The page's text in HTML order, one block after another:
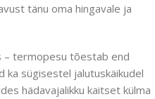
tänu oma hingavale ja
– termopesu tõestab end
ka sügisestel jalutuskäikudel
hädavajalikku kaitset külma